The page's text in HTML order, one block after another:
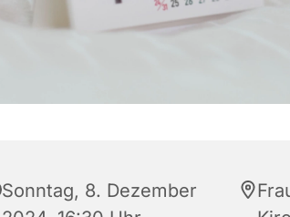
Sonntag, 8. Dezember